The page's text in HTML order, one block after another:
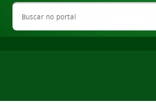
Buscar no portal